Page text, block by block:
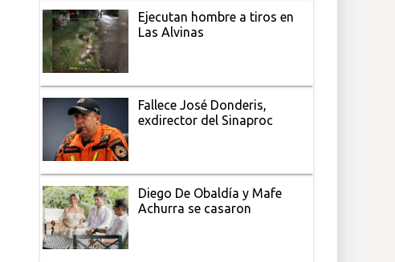
Ejecutan hombre a tiros en
Las Alvinas
Fallece José Donderis,
exdirector del Sinaproc
Diego De Obaldía y Mafe
Achurra se casaron